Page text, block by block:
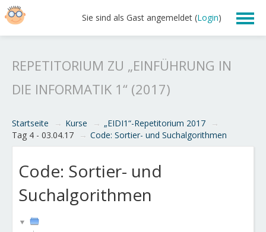
Sie sind als Gast angemeldet (Login)
REPETITORIUM ZU „EINFÜHRUNG IN
DIE INFORMATIK 1“ (2017)
Startseite → Kurse → „EIDI1“-Repetitorium 2017
→
Tag 4 - 03.04.17
→ Code: Sortier- und Suchalgorithmen
Code: Sortier- und
Suchalgorithmen